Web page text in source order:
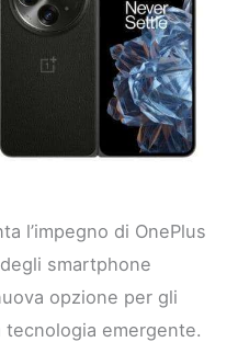
l’impegno di OnePlus
smartphone
opzione per gli
emergente.